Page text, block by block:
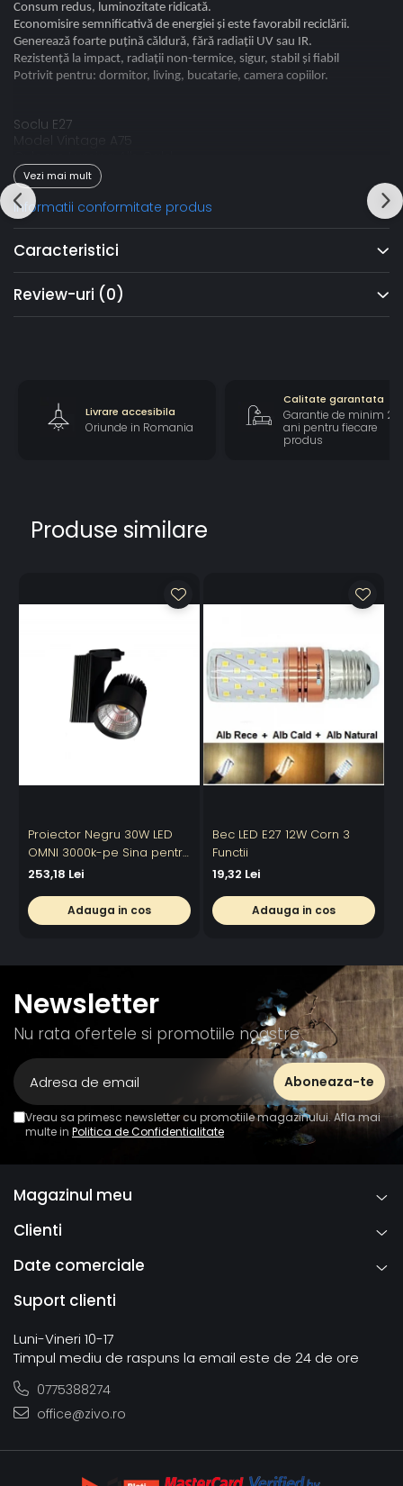
Consum redus, luminozitate ridicată.
Economisire semnificativă de energiei și este favorabil reciclării.
Generează foarte puțină căldură, fără radiații UV sau IR.
Rezistență la impact, radiații non-termice, sigur, stabil și fiabil
Potrivit pentru: dormitor, living, bucatarie, camera copiilor.
Soclu E27
Model Vintage A75
Putere 4W - Echivalent bec incandescent 25W
Tip Bec A75 - Filament
Dimabil Nu
Alimentare 220V
Temperatura Culoare 2200K
Durata Functionare >15.000h
Unghi Lumina 360°
Dimensiuni 106x75mm
Material Sticla
caracteristicilor sau a design-ului.
Vezi mai mult
Informatii conformitate produs
Caracteristici
Review-uri (0)
Livrare accesibila
Oriunde in Romania
Calitate garantata
Garantie de minim 2
ani pentru fiecare
produs
Produse similare
Proiector Negru 30W LED
OMNI 3000k-pe Sina pentru
Display Magazin
253,18 Lei
Adauga in cos
Bec LED E27 12W Corn 3
Functii
19,32 Lei
Adauga in cos
Newsletter
Nu rata ofertele si promotiile noastre
Vreau sa primesc newsletter cu promotiile magazinului. Afla mai
multe in Politica de Confidentialitate
Magazinul meu
Clienti
Date comerciale
Suport clienti
Luni-Vineri 10-17
Timpul mediu de raspuns la email este de 24 de ore
0775388274
office@zivo.ro